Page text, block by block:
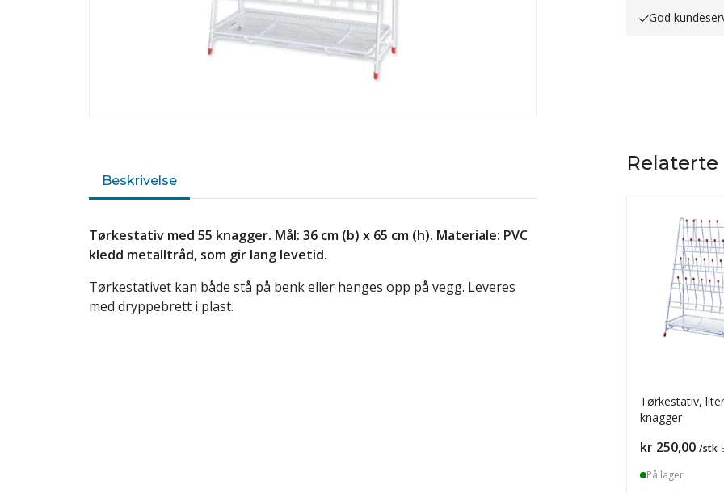
God
Beskrivelse
Tørkestativ med 55 knagger. Mål: 36 cm (b) x 65 cm (h). Materiale: PVC
kledd metalltråd, som gir lang levetid.
Tørkestativet kan både stå på benk eller henges opp på vegg. Leveres
med dryppebrett i plast.
Tørkestativ,
knagger
Pris
kr 250,00 /stk
På lager